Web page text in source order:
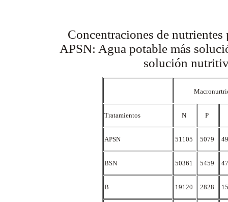
Concentraciones de
APSN: Agua potable más
solución
Tratamientos N P
APSN 51105 5079
BSN 50361 5459
B 19120 2828